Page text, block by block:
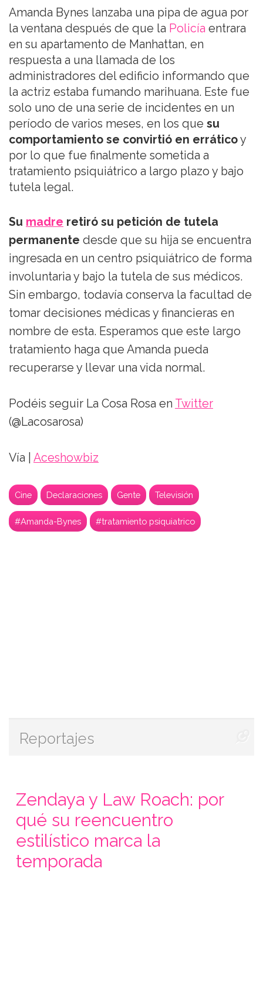
Amanda Bynes lanzaba una pipa de agua por
la ventana después de que la Policía entrara
en su apartamento de Manhattan, en
respuesta a una llamada de los
administradores del edificio informando que
la actriz estaba fumando marihuana. Este fue
solo uno de una serie de incidentes en un
período de varios meses, en los que su
comportamiento se convirtió en erráticoy
por lo que fue finalmente sometida a
tratamiento psiquiátrico a largo plazo y bajo
tutela legal.
Su madre retiró su petición de tutela
permanente desde que su hija se encuentra
ingresada en un centro psiquiátrico de forma
involuntaria y bajo la tutela de sus médicos.
Sin embargo, todavía conserva la facultad de
tomar decisiones médicas y financieras en
nombre de esta. Esperamos que este largo
tratamiento haga que Amanda pueda
recuperarse y llevar una vida normal.
Podéis seguir La Cosa Rosa en Twitter
(@Lacosarosa)
Vía | Aceshowbiz
Cine Declaraciones Gente Televisión
#Amanda-Bynes #tratamiento psiquiatrico
Reportajes
Zendaya y Law Roach: por
qué su reencuentro
estilístico marca la
temporada